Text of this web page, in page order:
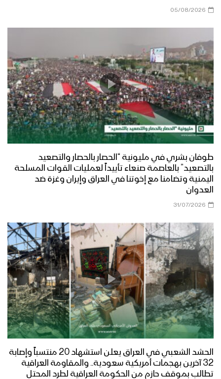
05/08/2026
طوفان بشري في مليونية “الحصار بالحصار والتصعيد
بالتصعيد” بالعاصمة صنعاء تأييداً لعمليات القوات المسلحة
اليمنية وتضامنا مع إخوتنا في العراق وإيران وغزة ضد
العدوان
31/07/2026
الحشد الشعبي في العراق يعلن استشهاد 20 منتسباً وإصابة
32 آخرين بهجمات أمريكية سعودية.. والمقاومة العراقية
تطالب بموقف حازم من الحكومة العراقية لطرد المحتل